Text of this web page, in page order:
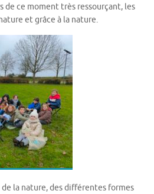
de ce moment très ressourçant, les
et grâce à la nature.
la nature, des différentes formes